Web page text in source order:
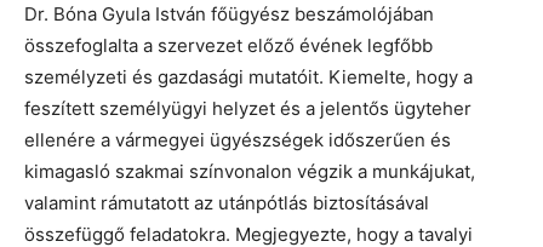
Dr. Bóna Gyula István főügyész beszámolójában
összefoglalta a szervezet előző évének legfőbb
személyzeti és gazdasági mutatóit. Kiemelte, hogy a
feszített személyügyi helyzet és a jelentős ügyteher
ellenére a vármegyei ügyészségek időszerűen és
kimagasló szakmai színvonalon végzik a munkájukat,
valamint rámutatott az utánpótlás biztosításával
összefüggő feladatokra. Megjegyezte, hogy a tavalyi